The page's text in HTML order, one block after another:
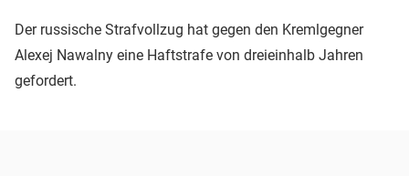
Der russische Strafvollzug hat gegen den Kremlgegner
Alexej Nawalny eine Haftstrafe von dreieinhalb Jahren
gefordert.